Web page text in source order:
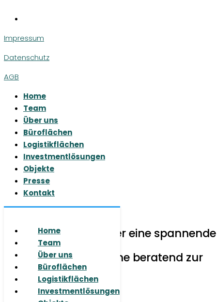
Impressum
Datenschutz
AGB
Home
Team
Über uns
Büroflächen
Logistikflächen
Investmentlösungen
Objekte
Presse
Kontakt
Home
Team
Über uns
Büroflächen
Logistikflächen
Investmentlösungen
Sie haben Fragen oder eine spannende
Aufgabe für uns?
Wir stehen Ihnen gerne beratend zur
Seite.